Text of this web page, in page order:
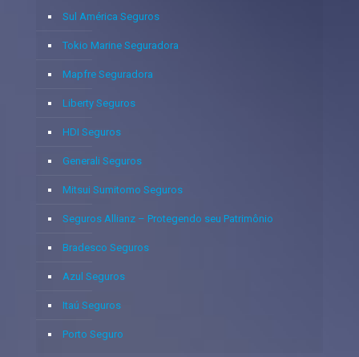
Sul América Seguros
Tokio Marine Seguradora
Mapfre Seguradora
Liberty Seguros
HDI Seguros
Generali Seguros
Mitsui Sumitomo Seguros
Seguros Allianz – Protegendo seu Patrimônio
Bradesco Seguros
Azul Seguros
Itaú Seguros
Porto Seguro